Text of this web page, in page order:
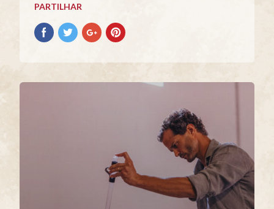
PARTILHAR
Partilhar
no
Partilhar
no
Partilhar
no
Partilhar
no